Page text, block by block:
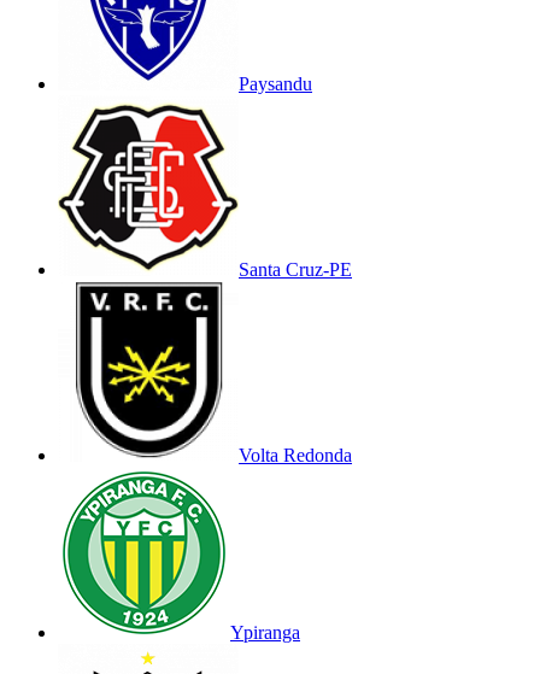
Paysandu
Santa Cruz-PE
Volta Redonda
Ypiranga